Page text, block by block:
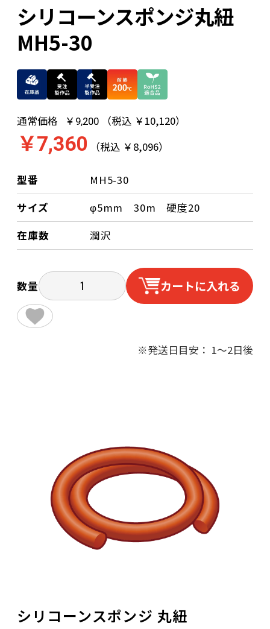
シリコーンスポンジ丸紐
MH5-30
通常価格 ￥9,200 （税込 ￥10,120）
￥7,360 （税込 ￥8,096）
型番
MH5-30
サイズ
φ5mm 30m 硬度20
在庫数
潤沢
数量 カートに入れる
※発送日目安： 1～2日後
シリコーンスポンジ 丸紐